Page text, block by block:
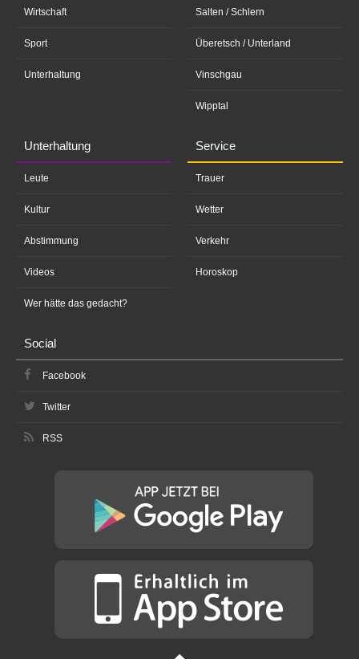
Wirtschaft
Sport
Unterhaltung
Salten / Schlern
Überetsch / Unterland
Vinschgau
Wipptal
Unterhaltung
Leute
Kultur
Abstimmung
Videos
Wer hätte das gedacht?
Service
Trauer
Wetter
Verkehr
Horoskop
Social
Facebook
Twitter
RSS